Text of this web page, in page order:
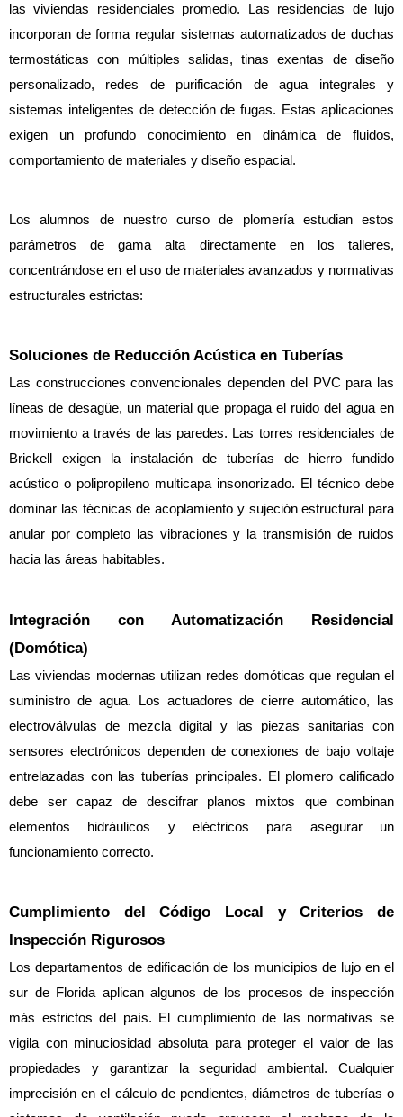
las viviendas residenciales promedio. Las residencias de lujo
incorporan de forma regular sistemas automatizados de duchas
termostáticas con múltiples salidas, tinas exentas de diseño
personalizado, redes de purificación de agua integrales y
sistemas inteligentes de detección de fugas. Estas aplicaciones
exigen un profundo conocimiento en dinámica de fluidos,
comportamiento de materiales y diseño espacial.
Los alumnos de nuestro curso de plomería estudian estos
parámetros de gama alta directamente en los talleres,
concentrándose en el uso de materiales avanzados y normativas
estructurales estrictas:
Soluciones de Reducción Acústica en Tuberías
Las construcciones convencionales dependen del PVC para las
líneas de desagüe, un material que propaga el ruido del agua en
movimiento a través de las paredes. Las torres residenciales de
Brickell exigen la instalación de tuberías de hierro fundido
acústico o polipropileno multicapa insonorizado. El técnico debe
dominar las técnicas de acoplamiento y sujeción estructural para
anular por completo las vibraciones y la transmisión de ruidos
hacia las áreas habitables.
Integración con Automatización Residencial
(Domótica)
Las viviendas modernas utilizan redes domóticas que regulan el
suministro de agua. Los actuadores de cierre automático, las
electroválvulas de mezcla digital y las piezas sanitarias con
sensores electrónicos dependen de conexiones de bajo voltaje
entrelazadas con las tuberías principales. El plomero calificado
debe ser capaz de descifrar planos mixtos que combinan
elementos hidráulicos y eléctricos para asegurar un
funcionamiento correcto.
Cumplimiento del Código Local y Criterios de
Inspección Rigurosos
Los departamentos de edificación de los municipios de lujo en el
sur de Florida aplican algunos de los procesos de inspección
más estrictos del país. El cumplimiento de las normativas se
vigila con minuciosidad absoluta para proteger el valor de las
propiedades y garantizar la seguridad ambiental. Cualquier
imprecisión en el cálculo de pendientes, diámetros de tuberías o